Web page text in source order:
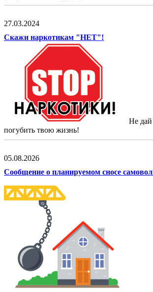
27.03.2024
Скажи наркотикам "НЕТ"!
Не дай
погубить твою жизнь!
05.08.2026
Сообщение о планируемом сносе